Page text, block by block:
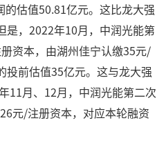
估值50.81亿元。这比龙大强
是，2022年10月，中润光能第
资本，由湖州佳宁认缴35元/
投前估值35亿元。这与龙大强
11月、12月，中润光能第二次
元/注册资本，对应本轮融资